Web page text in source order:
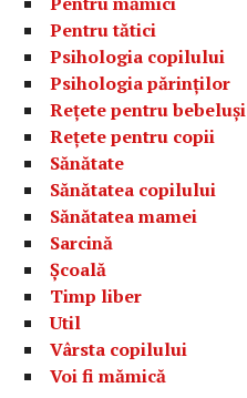
Pentru tătici
Psihologia copilului
Psihologia părinților
Rețete pentru bebeluși
Rețete pentru copii
Sănătate
Sănătatea copilului
Sănătatea mamei
Sarcină
Școală
Timp liber
Util
Vârsta copilului
Voi fi mămică